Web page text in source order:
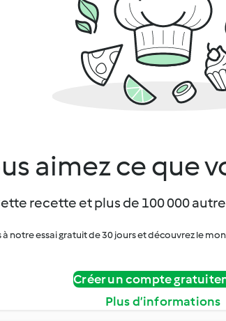
aimez ce que
recette et plus de 100 000
à notre essai gratuit de 30 jours et découvrez le
Créer un compte
Plus d’informations